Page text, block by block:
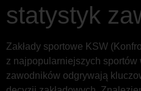
statystyk
Zakłady sportowe KSW
z najpopularniejszych sportów
zawodników odgrywają